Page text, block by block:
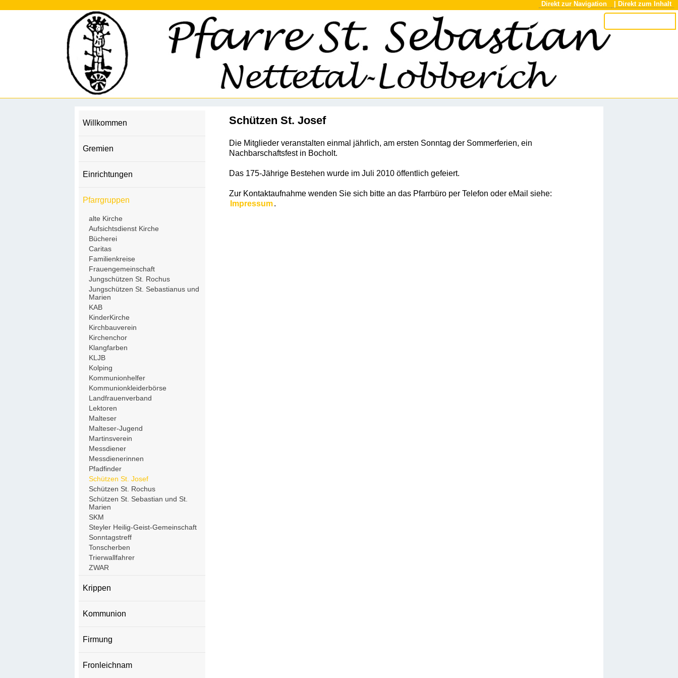
Direkt zur Navigation | Direkt zum Inhalt
Willkommen
Gremien
Einrichtungen
Pfarrgruppen
alte Kirche
Aufsichtsdienst Kirche
Bücherei
Caritas
Familienkreise
Frauengemeinschaft
Jungschützen St. Rochus
Jungschützen St. Sebastianus und
Marien
KAB
KinderKirche
Kirchbauverein
Kirchenchor
Klangfarben
KLJB
Kolping
Kommunionhelfer
Kommunionkleiderbörse
Landfrauenverband
Lektoren
Malteser
Malteser-Jugend
Martinsverein
Messdiener
Messdienerinnen
Pfadfinder
Schützen St. Josef
Schützen St. Rochus
Schützen St. Sebastian und St.
Marien
SKM
Steyler Heilig-Geist-Gemeinschaft
Sonntagstreff
Tonscherben
Trierwallfahrer
ZWAR
Krippen
Kommunion
Firmung
Fronleichnam
Schützen St. Josef
Die Mitglieder veranstalten einmal jährlich, am ersten Sonntag der Sommerferien, ein
Nachbarschaftsfest in Bocholt.
Das 175-Jährige Bestehen wurde im Juli 2010 öffentlich gefeiert.
Zur Kontaktaufnahme wenden Sie sich bitte an das Pfarrbüro per Telefon oder eMail siehe:
Impressum.